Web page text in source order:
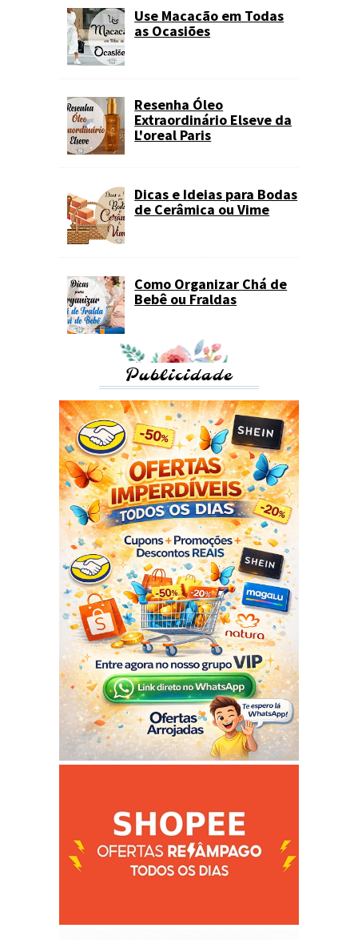
Use Macacão em Todas
as Ocasiões
Resenha Óleo
Extraordinário Elseve da
L'oreal Paris
Dicas e Ideias para Bodas
de Cerâmica ou Vime
Como Organizar Chá de
Bebê ou Fraldas
Publicidade